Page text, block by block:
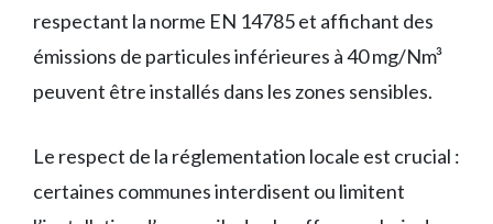
respectant la norme EN 14785 et affichant des
émissions de particules inférieures à 40 mg/Nm³
peuvent être installés dans les zones sensibles.
Le respect de la réglementation locale est crucial :
certaines communes interdisent ou limitent